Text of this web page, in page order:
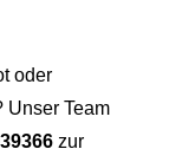
oder
Unser Team
zur